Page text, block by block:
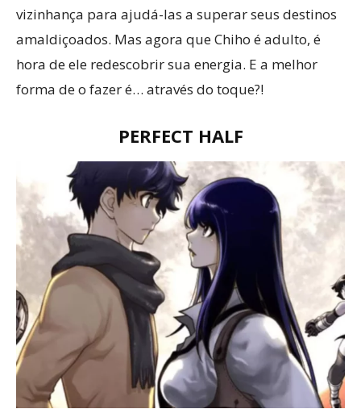
vizinhança para ajudá-las a superar seus destinos
amaldiçoados. Mas agora que Chiho é adulto, é
hora de ele redescobrir sua energia. E a melhor
forma de o fazer é… através do toque?!
PERFECT HALF